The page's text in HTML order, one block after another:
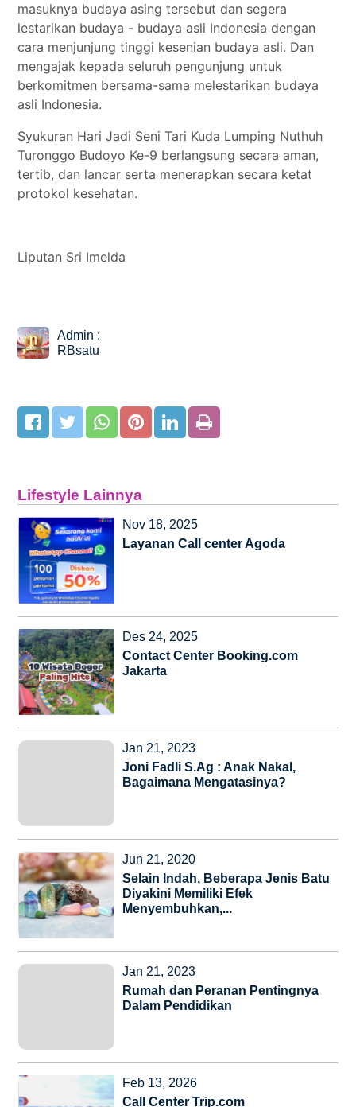
masuknya budaya asing tersebut dan segera
lestarikan budaya - budaya asli Indonesia dengan
cara menjunjung tinggi kesenian budaya asli. Dan
mengajak kepada seluruh pengunjung untuk
berkomitmen bersama-sama melestarikan budaya
asli Indonesia.
Syukuran Hari Jadi Seni Tari Kuda Lumping Nuthuh
Turonggo Budoyo Ke-9 berlangsung secara aman,
tertib, dan lancar serta menerapkan secara ketat
protokol kesehatan.
Liputan Sri Imelda
Admin :
RBsatu
Lifestyle Lainnya
Nov 18, 2025
Layanan Call center Agoda
Des 24, 2025
Contact Center Booking.com
Jakarta
Jan 21, 2023
Joni Fadli S.Ag : Anak Nakal,
Bagaimana Mengatasinya?
Jun 21, 2020
Selain Indah, Beberapa Jenis Batu
Diyakini Memiliki Efek
Menyembuhkan,...
Jan 21, 2023
Rumah dan Peranan Pentingnya
Dalam Pendidikan
Feb 13, 2026
Call Center Trip.com